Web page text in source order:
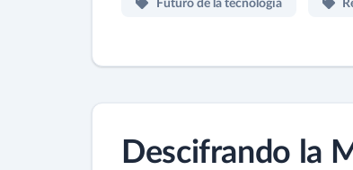
Futuro de la tecnología
Descifrando la